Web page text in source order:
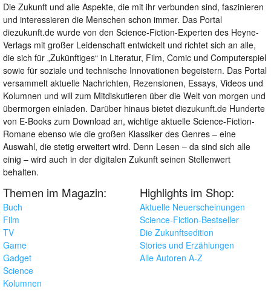
Die Zukunft und alle Aspekte, die mit ihr verbunden sind, faszinieren
und interessieren die Menschen schon immer. Das Portal
diezukunft.de wurde von den Science-Fiction-Experten des Heyne-
Verlags mit großer Leidenschaft entwickelt und richtet sich an alle,
die sich für „Zukünftiges“ in Literatur, Film, Comic und Computerspiel
sowie für soziale und technische Innovationen begeistern. Das Portal
versammelt aktuelle Nachrichten, Rezensionen, Essays, Videos und
Kolumnen und will zum Mitdiskutieren über die Welt von morgen und
übermorgen einladen. Darüber hinaus bietet diezukunft.de Hunderte
von E-Books zum Download an, wichtige aktuelle Science-Fiction-
Romane ebenso wie die großen Klassiker des Genres – eine
Auswahl, die stetig erweitert wird. Denn Lesen – da sind sich alle
einig – wird auch in der digitalen Zukunft seinen Stellenwert
behalten.
Themen im Magazin:
Buch
Film
TV
Game
Gadget
Science
Kolumnen
Highlights im Shop:
Aktuelle Neuerscheinungen
Science-Fiction-Bestseller
Die Zukunftsedition
Stories und Erzählungen
Alle Autoren A-Z